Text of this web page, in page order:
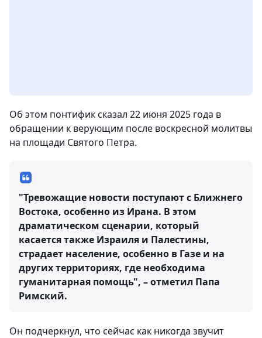
Об этом понтифик сказал 22 июня 2025 года в
обращении к верующим после воскресной молитвы
на площади Святого Петра.
"Тревожащие новости поступают с Ближнего
Востока, особенно из Ирана. В этом
драматическом сценарии, который
касается также Израиля и Палестины,
страдает население, особенно в Газе и на
других территориях, где необходима
гуманитарная помощь", – отметил Папа
Римский.
Он подчеркнул, что сейчас как никогда звучит